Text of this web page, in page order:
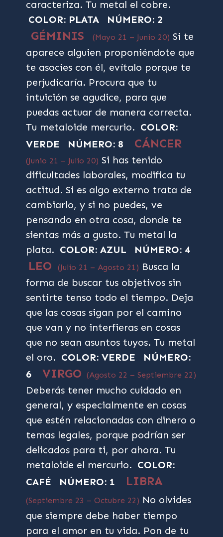
caracteriza. Tu metal el cobre.
COLOR: PLATA
NÚMERO: 2
GÉMINIS (Mayo 21 – Junio 20) Si te
aparece alguien proponiéndote que
te asocies con él, evítalo porque te
perjudicaría. Procura que tu
intuición se agudice, para que
puedas actuar de manera correcta.
Tu metaloide mercurio. COLOR:
VERDE
NÚMERO: 8 CÁNCER
(Junio 21 – Julio 20) Si has tenido
dificultades laborales, modifica tu
actitud. Si es algo externo trata de
cambiarlo, y si no puedes, ve
pensando en otra cosa, donde te
sientas más a gusto. Tu metal la
plata. COLOR: AZUL NÚMERO: 4
LEO (Julio 21 – Agosto 21) Busca la
forma de buscar tus objetivos sin
sentirte tenso todo el tiempo. Deja
que las cosas sigan por el camino
que van y no interfieras en cosas
que no sean asuntos tuyos. Tu metal
el oro. COLOR: VERDE
NÚMERO:
6
VIRGO (Agosto 22 – Septiembre 22)
Deberás tener mucho cuidado en
general, y especialmente en cosas
que estén relacionadas con dinero o
temas legales, porque podrían ser
delicados para ti, por ahora. Tu
metaloide el mercurio. COLOR:
CAFÉ
NÚMERO: 1 LIBRA
(Septiembre 23 – Octubre 22) No olvides
que siempre debe haber tiempo
para el amor en tu vida. Pon de tu